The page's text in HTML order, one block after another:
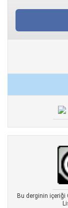
Bu derginin içeriği